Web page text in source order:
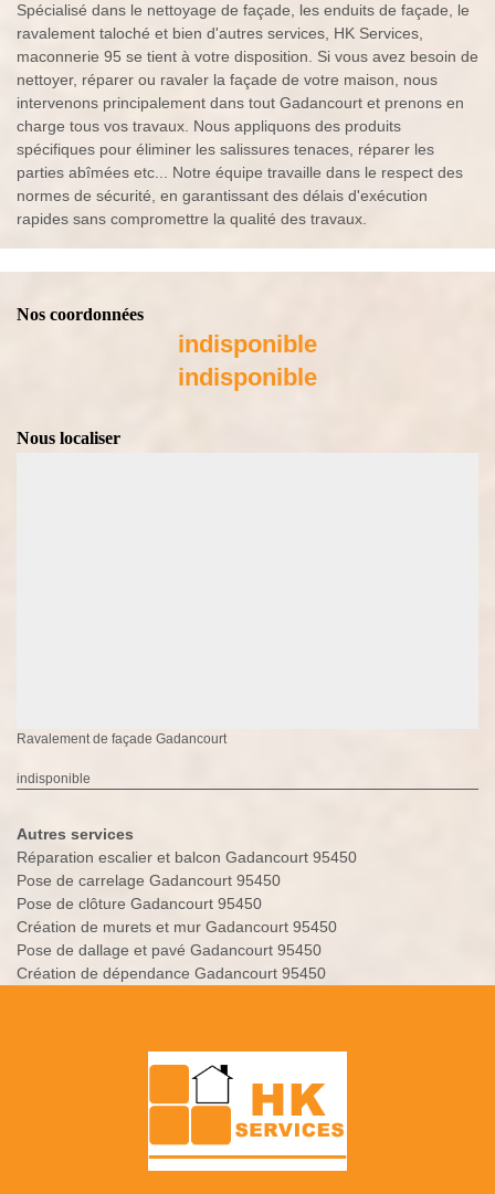
Spécialisé dans le nettoyage de façade, les enduits de façade, le
ravalement taloché et bien d'autres services, HK Services,
maconnerie 95 se tient à votre disposition. Si vous avez besoin de
nettoyer, réparer ou ravaler la façade de votre maison, nous
intervenons principalement dans tout Gadancourt et prenons en
charge tous vos travaux. Nous appliquons des produits
spécifiques pour éliminer les salissures tenaces, réparer les
parties abîmées etc... Notre équipe travaille dans le respect des
normes de sécurité, en garantissant des délais d'exécution
rapides sans compromettre la qualité des travaux.
Nos coordonnées
indisponible
indisponible
Nous localiser
Ravalement de façade Gadancourt
indisponible
Autres services
Réparation escalier et balcon Gadancourt 95450
Pose de carrelage Gadancourt 95450
Pose de clôture Gadancourt 95450
Création de murets et mur Gadancourt 95450
Pose de dallage et pavé Gadancourt 95450
Création de dépendance Gadancourt 95450